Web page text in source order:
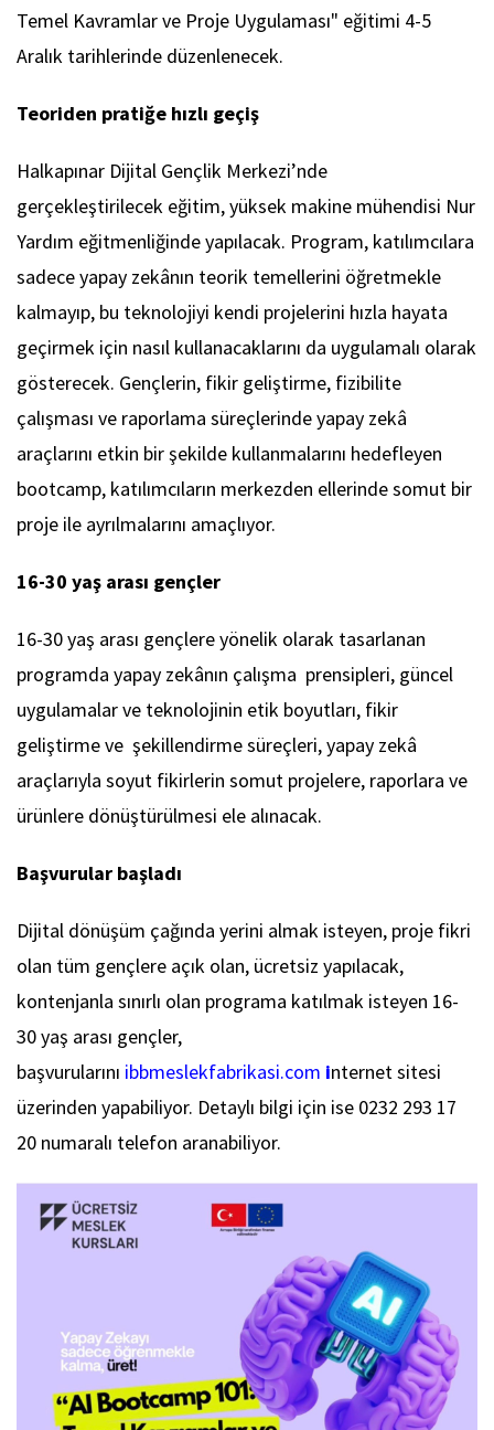
Temel Kavramlar ve Proje Uygulaması" eğitimi 4-5
Aralık tarihlerinde düzenlenecek.
Teoriden pratiğe hızlı geçiş
Halkapınar Dijital Gençlik Merkezi’nde
gerçekleştirilecek eğitim, yüksek makine mühendisi Nur
Yardım eğitmenliğinde yapılacak. Program, katılımcılara
sadece yapay zekânın teorik temellerini öğretmekle
kalmayıp, bu teknolojiyi kendi projelerini hızla hayata
geçirmek için nasıl kullanacaklarını da uygulamalı olarak
gösterecek. Gençlerin, fikir geliştirme, fizibilite
çalışması ve raporlama süreçlerinde yapay zekâ
araçlarını etkin bir şekilde kullanmalarını hedefleyen
bootcamp, katılımcıların merkezden ellerinde somut bir
proje ile ayrılmalarını amaçlıyor.
16-30 yaş arası gençler
16-30 yaş arası gençlere yönelik olarak tasarlanan
programda yapay zekânın çalışma prensipleri, güncel
uygulamalar ve teknolojinin etik boyutları, fikir
geliştirme ve şekillendirme süreçleri, yapay zekâ
araçlarıyla soyut fikirlerin somut projelere, raporlara ve
ürünlere dönüştürülmesi ele alınacak.
Başvurular başladı
Dijital dönüşüm çağında yerini almak isteyen, proje fikri
olan tüm gençlere açık olan, ücretsiz yapılacak,
kontenjanla sınırlı olan programa katılmak isteyen 16-
30 yaş arası gençler,
başvurularını ibbmeslekfabrikasi.com internet sitesi
üzerinden yapabiliyor. Detaylı bilgi için ise 0232 293 17
20 numaralı telefon aranabiliyor.